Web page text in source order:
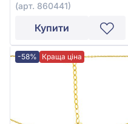
(арт. 860441)
Купити
-58% Краща ціна